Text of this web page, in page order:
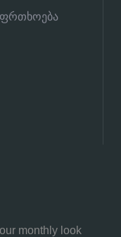
monthly look